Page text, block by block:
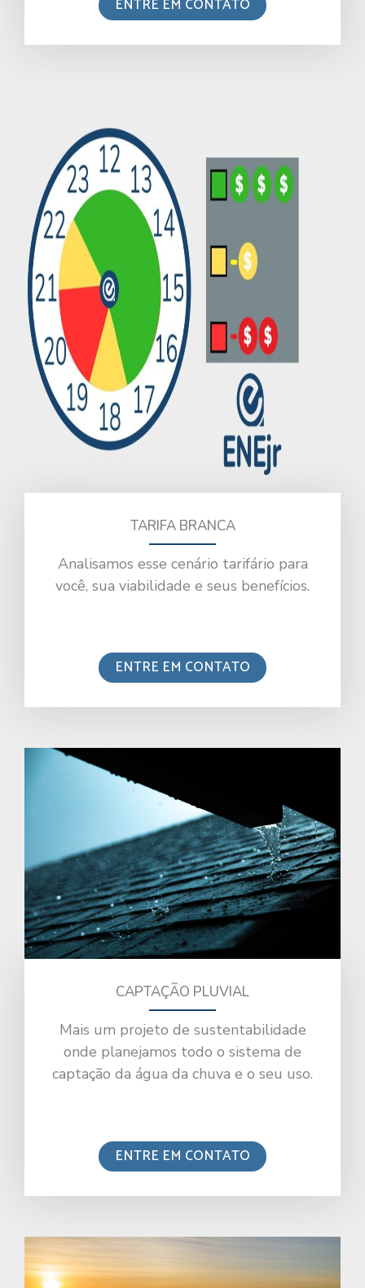
TARIFA BRANCA
Analisamos esse cenário tarifário para
você, sua viabilidade e seus benefícios.
ENTRE EM CONTATO
CAPTAÇÃO PLUVIAL
Mais um projeto de sustentabilidade
onde planejamos todo o sistema de
captação da água da chuva e o seu uso.
ENTRE EM CONTATO